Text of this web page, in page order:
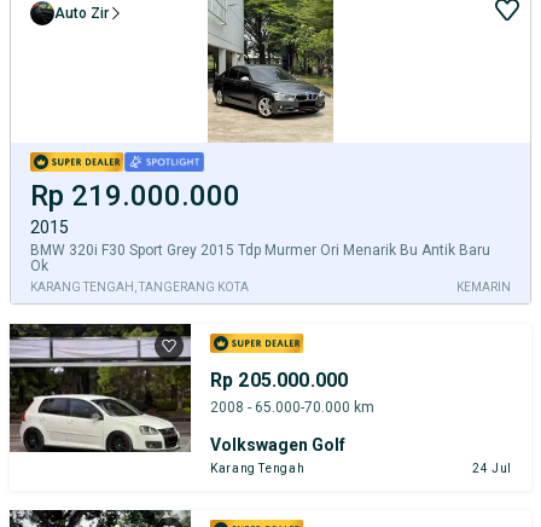
Rp 219.000.000
2015
BMW 320i F30 Sport Grey 2015 Tdp Murmer Ori Menarik Bu Antik Baru
Ok
KARANG TENGAH, TANGERANG KOTA KEMARIN
Auto Zir
Rp 205.000.000
2008 - 65.000-70.000 km
Volkswagen Golf
Karang Tengah 24 Jul